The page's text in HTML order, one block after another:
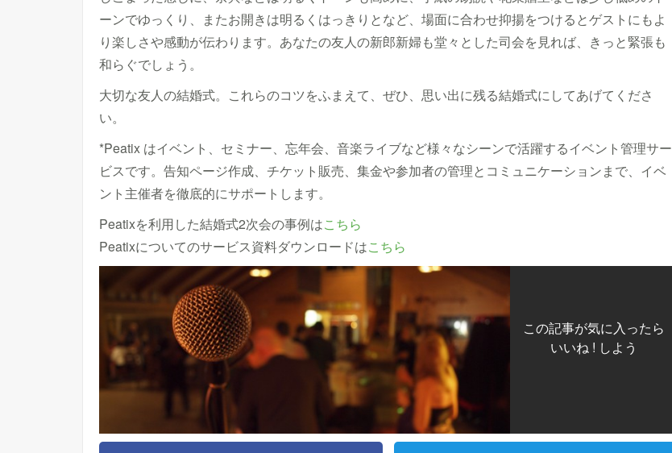
ーンでゆっくり、またお開きは明るくはっきりとなど、場面に合わせ抑揚をつけるとゲストにもよ
り楽しさや感動が伝わります。あなたの友人の新郎新婦も堂々とした司会を見れば、きっと緊張も
和らぐでしょう。
大切な友人の結婚式。これらのコツをふまえて、ぜひ、思い出に残る結婚式にしてあげてくださ
い。
*Peatix はイベント、セミナー、忘年会、音楽ライブなど様々なシーンで活躍するイベント管理サー
ビスです。告知ページ作成、チケット販売、集金や参加者の管理とコミュニケーションまで、イベ
ント主催者を徹底的にサポートします。
Peatixを利用した結婚式2次会の事例はこちら
Peatixについてのサービス資料ダウンロードはこちら
この記事が気に入ったら
いいね ! しよう